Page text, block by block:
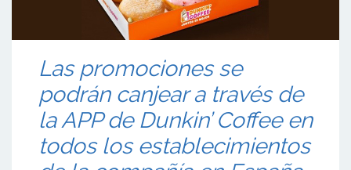
Las promociones se
podrán canjear a través de
la APP de Dunkin’ Coffee en
todos los establecimientos